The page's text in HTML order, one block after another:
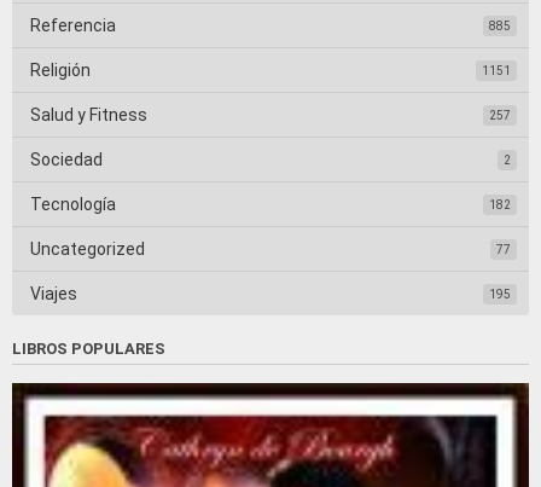
Referencia 885
Religión 1151
Salud y Fitness 257
Sociedad 2
Tecnología 182
Uncategorized 77
Viajes 195
LIBROS POPULARES